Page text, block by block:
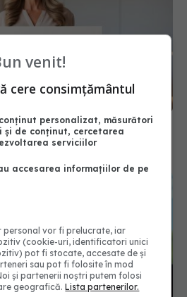
femeie trebuie să îl afle
venit!
cere consimțământul
personalizat, măsurători
și de conținut, cercetarea
serviciilor
accesarea informațiilor de pe
personal vor fi prelucrate, iar
(cookie-uri, identificatori unici
pot fi stocate, accesate de și
sau pot fi folosite în mod
și partenerii noștri putem folosi
geografică.Lista partenerilor.